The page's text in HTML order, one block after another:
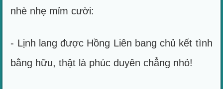
nhè nhẹ mỉm cười:
- Lịnh lang được Hồng Liên bang chủ kết tình
bằng hữu, thật là phúc duyên chẳng nhỏ!